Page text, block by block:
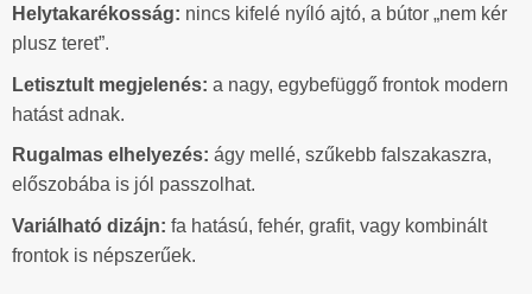
Helytakarékosság: nincs kifelé nyíló ajtó, a bútor „nem kér
plusz teret”.
Letisztult megjelenés: a nagy, egybefüggő frontok modern
hatást adnak.
Rugalmas elhelyezés: ágy mellé, szűkebb falszakaszra,
előszobába is jól passzolhat.
Variálható dizájn: fa hatású, fehér, grafit, vagy kombinált
frontok is népszerűek.